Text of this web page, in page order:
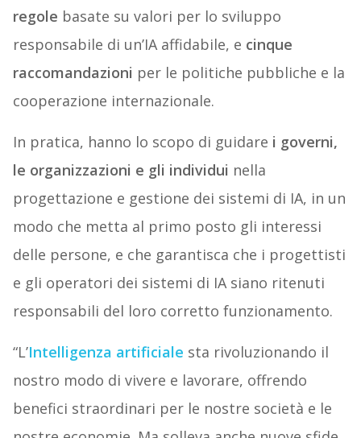
regole basate su valori per lo sviluppo
responsabile di un’IA affidabile, e cinque
raccomandazioni per le politiche pubbliche e la
cooperazione internazionale.
In pratica, hanno lo scopo di guidare i governi,
le organizzazioni e gli individui nella
progettazione e gestione dei sistemi di IA, in un
modo che metta al primo posto gli interessi
delle persone, e che garantisca che i progettisti
e gli operatori dei sistemi di IA siano ritenuti
responsabili del loro corretto funzionamento.
“L’Intelligenza artificiale sta rivoluzionando il
nostro modo di vivere e lavorare, offrendo
benefici straordinari per le nostre società e le